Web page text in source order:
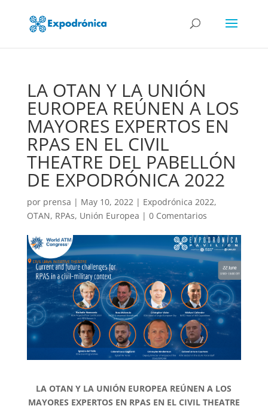
LA OTAN Y LA UNIÓN
EUROPEA REÚNEN A LOS
MAYORES EXPERTOS EN
RPAS EN EL CIVIL
THEATRE DEL PABELLÓN
DE EXPODRÓNICA 2022
por prensa | May 10, 2022| Expodrónica 2022,
OTAN, RPAs, Unión Europea | 0 Comentarios
LA OTAN Y LA UNIÓN EUROPEA REÚNEN A LOS
MAYORES EXPERTOS EN RPAS EN EL CIVIL THEATRE